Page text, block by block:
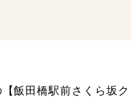
飯田橋駅前さくら坂